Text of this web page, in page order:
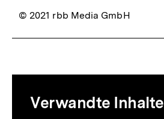
© 2021 rbb Media GmbH
zur
Verwandte Inhalte